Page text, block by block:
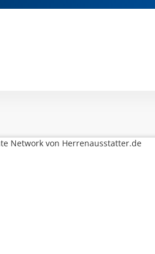
Network von Herrenausstatter.de